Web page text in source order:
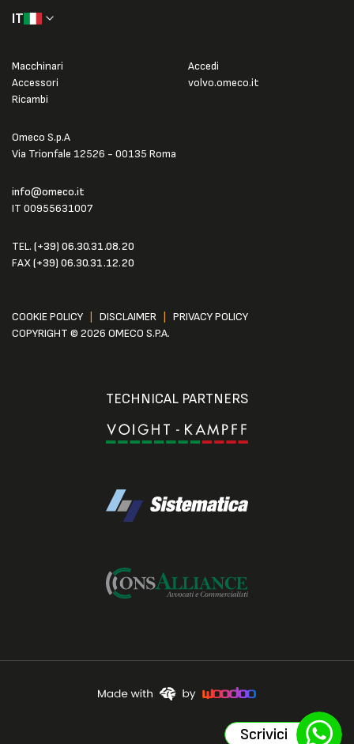
IT
Omeco S.p.A
Via Trionfale 12526 - 00135 Roma
info@omeco.it
IT 00955631007
TEL. (+39) 06.30.31.08.20
FAX(+39) 06.30.31.12.20
Macchinari
Accessori
Ricambi
Accedi
volvo.omeco.it
COOKIE POLICY DISCLAIMER
PRIVACY POLICY
COPYRIGHT © 2026 OMECO S.P.A.
TECHNICAL PARTNERS
Scrivici